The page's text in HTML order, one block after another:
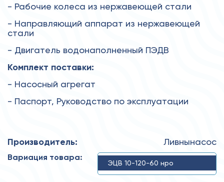
- Рабочие колеса из нержавеющей стали
- Направляющий аппарат из нержавеющей
стали
- Двигатель водонаполненный ПЭДВ
Комплект поставки:
- Насосный агрегат
- Паспорт, Руководство по эксплуатации
Производитель: Ливнынасос
Вариация товара:
ЭЦВ 10-120-60 нро